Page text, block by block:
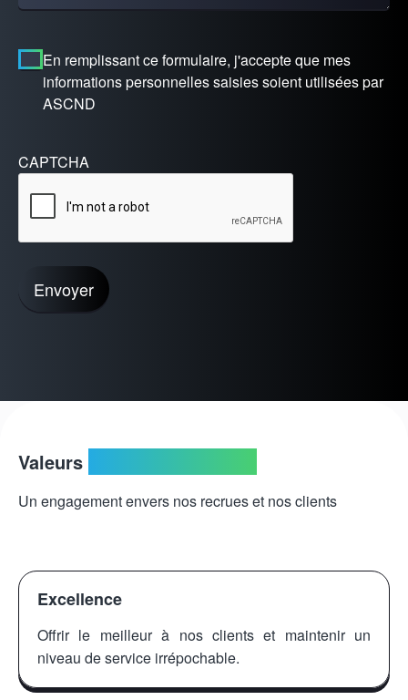
En remplissant ce formulaire, j'accepte que mes
informations personnelles saisies soient utilisées par
ASCND
CAPTCHA
Valeurs
Un engagement envers nos recrues et nos clients
Excellence
Offrir le meilleur à nos clients et maintenir un
niveau de service irrépochable.